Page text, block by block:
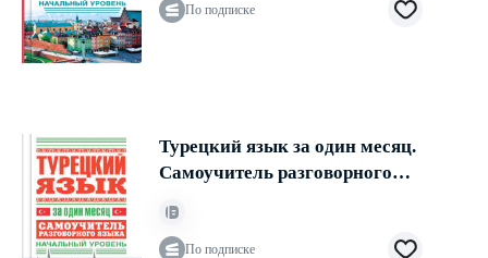
По подписке
Турецкий язык за один месяц.
Самоучитель разговорного
По подписке